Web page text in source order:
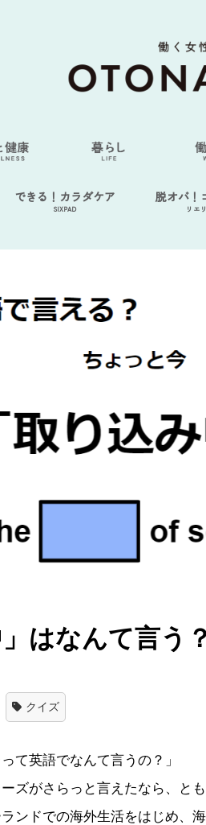
できる！カラダケア
SIXPAD
脱オバ！
リエ
はなんて言う？
クイズ
て英語でなんて言うの？」
ズがさらっと言えたなら、と
ンドでの海外生活をはじめ、